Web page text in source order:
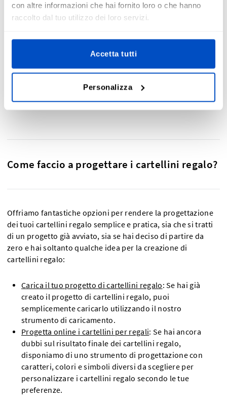
con altre informazioni che hai fornito loro o che hanno
raccolto dal tuo utilizzo dei loro servizi.
Accetta tutti
Personalizza
La dimensione dei cartellini regalo dipendono da te e dalle
tue esigenze. La misura standard che raccomandiamo è 4 x
e c'è spazio sufficiente a contenere il tuo messaggio. Tra
cartellini per regali grandi e cartellini per regalo piccoli,
riteniamo che questa sia la dimensione perfetta. Tuttavia,
esperto servizio clienti, saranno loro a guidarti nella scelta
dei cartellini regalo più adeguati in base alle tue esigenze.
Come faccio a progettare i cartellini regalo?
Offriamo fantastiche opzioni per rendere la progettazione
dei tuoi cartellini regalo semplice e pratica, sia che si tratti
di un progetto già avviato, sia se hai deciso di partire da
zero e hai soltanto qualche idea per la creazione di
cartellini regalo:
Carica il tuo progetto di cartellini regalo: Se hai già
creato il progetto di cartellini regalo, puoi
semplicemente caricarlo utilizzando il nostro
strumento di caricamento.
Progetta online i cartellini per regali: Se hai ancora
dubbi sul risultato finale dei cartellini regalo,
disponiamo di uno strumento di progettazione con
caratteri, colori e simboli diversi da scegliere per
personalizzare i cartellini regalo secondo le tue
preferenze.